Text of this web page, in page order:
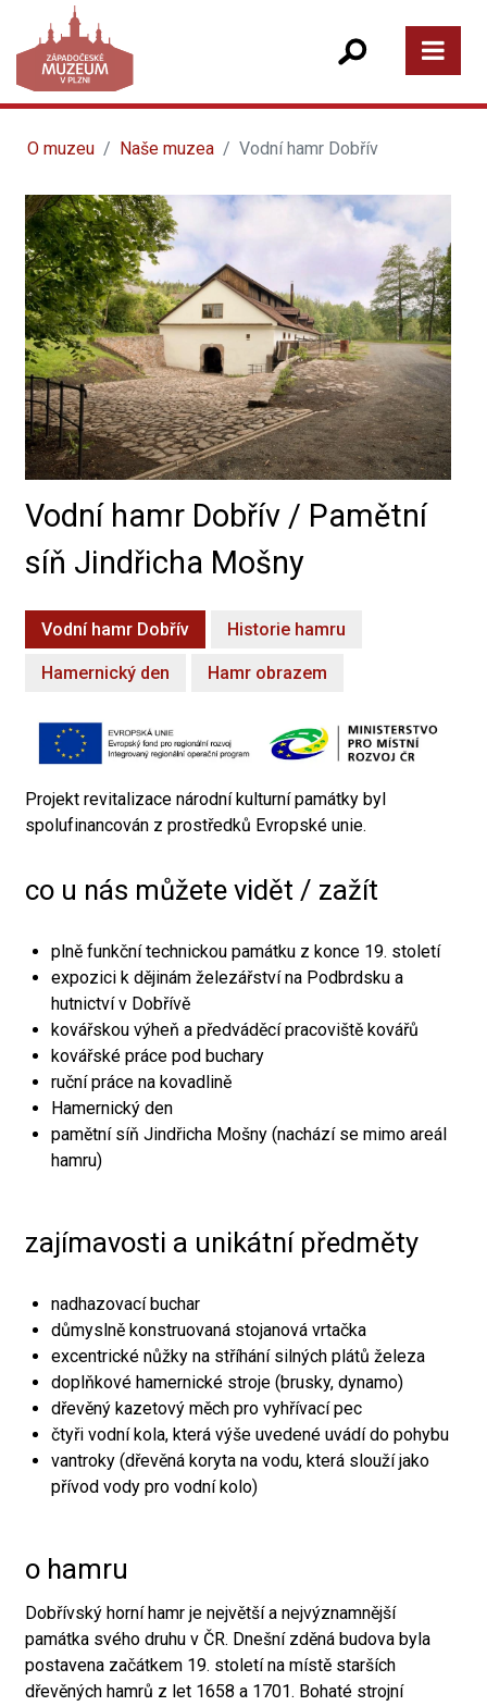
O muzeu Naše muzea Vodní hamr Dobřív
Vodní hamr Dobřív / Pamětní
síň Jindřicha Mošny
Vodní hamr Dobřív Historie hamru
Hamernický den Hamr obrazem
Projekt revitalizace národní kulturní památky byl
spolufinancován z prostředků Evropské unie.
co u nás můžete vidět / zažít
plně funkční technickou památku z konce 19. století
expozici k dějinám železářství na Podbrdsku a
hutnictví v Dobřívě
kovářskou výheň a předváděcí pracoviště kovářů
kovářské práce pod buchary
ruční práce na kovadlině
Hamernický den
pamětní síň Jindřicha Mošny (nachází se mimo areál
hamru)
zajímavosti a unikátní předměty
nadhazovací buchar
důmyslně konstruovaná stojanová vrtačka
excentrické nůžky na stříhání silných plátů železa
doplňkové hamernické stroje (brusky, dynamo)
dřevěný kazetový měch pro vyhřívací pec
čtyři vodní kola, která výše uvedené uvádí do pohybu
vantroky (dřevěná koryta na vodu, která slouží jako
přívod vody pro vodní kolo)
o hamru
Dobřívský horní hamr je největší a nejvýznamnější
památka svého druhu v ČR. Dnešní zděná budova byla
postavena začátkem 19. století na místě starších
dřevěných hamrů z let 1658 a 1701. Bohaté strojní